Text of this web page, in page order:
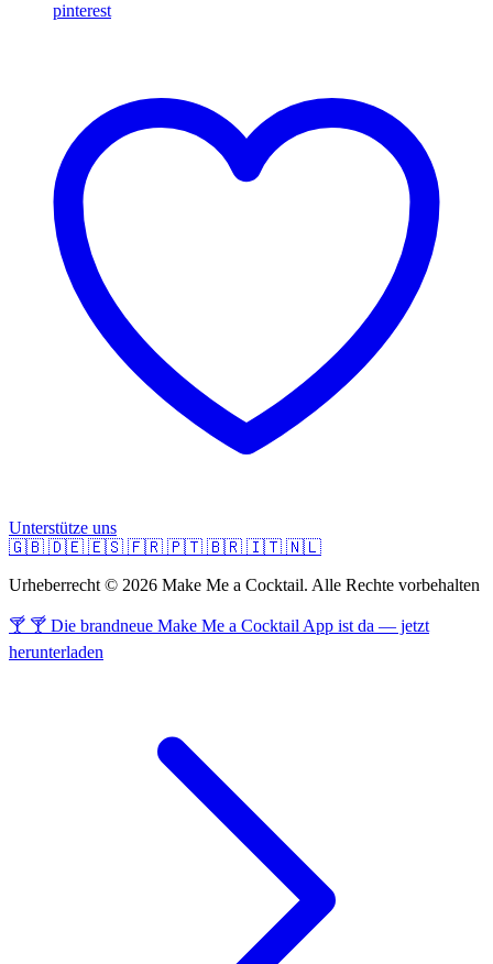
pinterest
Unterstütze uns
🇬🇧 🇩🇪 🇪🇸 🇫🇷 🇵🇹 🇧🇷 🇮🇹 🇳🇱
Urheberrecht © 2026 Make Me a Cocktail. Alle Rechte vorbehalten
🍸 🍸 Die brandneue Make Me a Cocktail App ist da — jetzt
herunterladen